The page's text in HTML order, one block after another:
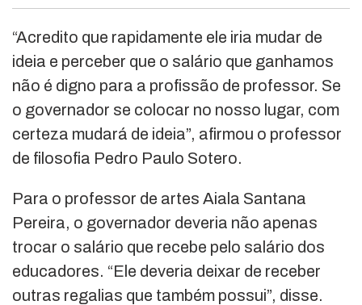
“Acredito que rapidamente ele iria mudar de
ideia e perceber que o salário que ganhamos
não é digno para a profissão de professor. Se
o governador se colocar no nosso lugar, com
certeza mudará de ideia”, afirmou o professor
de filosofia Pedro Paulo Sotero.
Para o professor de artes Aiala Santana
Pereira, o governador deveria não apenas
trocar o salário que recebe pelo salário dos
educadores. “Ele deveria deixar de receber
outras regalias que também possui”, disse.